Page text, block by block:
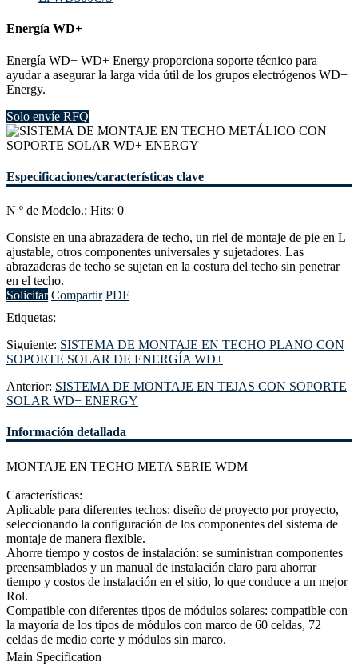
Energía WD+
Energía WD+ WD+ Energy proporciona soporte técnico para
ayudar a asegurar la larga vida útil de los grupos electrógenos WD+
Energy.
Solo envíe RFQ
Especificaciones/características clave
N º de Modelo.: Hits: 0
Consiste en una abrazadera de techo, un riel de montaje de pie en L
ajustable, otros componentes universales y sujetadores. Las
abrazaderas de techo se sujetan en la costura del techo sin penetrar
en el techo.
Solicitar Compartir PDF
Etiquetas:
Siguiente: SISTEMA DE MONTAJE EN TECHO PLANO CON
SOPORTE SOLAR DE ENERGÍA WD+
Anterior: SISTEMA DE MONTAJE EN TEJAS CON SOPORTE
SOLAR WD+ ENERGY
Información detallada
MONTAJE EN TECHO META SERIE WDM
Características:
Aplicable para diferentes techos: diseño de proyecto por proyecto,
seleccionando la configuración de los componentes del sistema de
montaje de manera flexible.
Ahorre tiempo y costos de instalación: se suministran componentes
preensamblados y un manual de instalación claro para ahorrar
tiempo y costos de instalación en el sitio, lo que conduce a un mejor
Rol.
Compatible con diferentes tipos de módulos solares: compatible con
la mayoría de los tipos de módulos con marco de 60 celdas, 72
celdas de medio corte y módulos sin marco.
Main Specification